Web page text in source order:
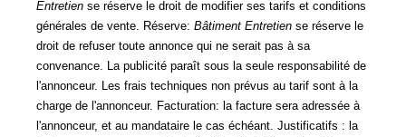
Entretien se réserve le droit de modifier ses tarifs et conditions
générales de vente. Réserve: Bâtiment Entretien se réserve le
droit de refuser toute annonce qui ne serait pas à sa
convenance. La publicité paraît sous la seule responsabilité de
l'annonceur. Les frais techniques non prévus au tarif sont à la
charge de l'annonceur. Facturation: la facture sera adressée à
l'annonceur, et au mandataire le cas échéant. Justificatifs : la